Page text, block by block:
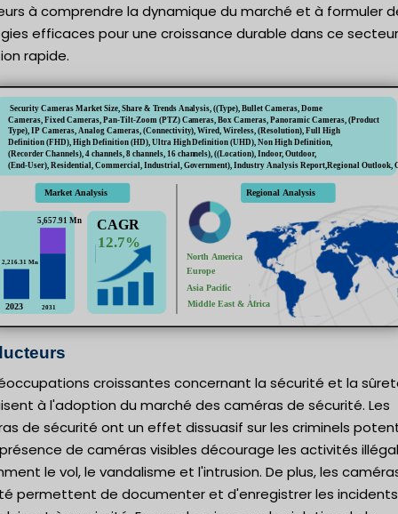
à comprendre la dynamique du marché et à formuler
efficaces pour une croissance durable dans ce
rapide.
croissantes concernant la sécurité et la
à l'adoption du marché des caméras de sécurité. Les
de sécurité ont un effet dissuasif sur les criminels
de caméras visibles décourage les activités
le vol, le vandalisme et l'intrusion. De plus, les
permettent de documenter et d'enregistrer les